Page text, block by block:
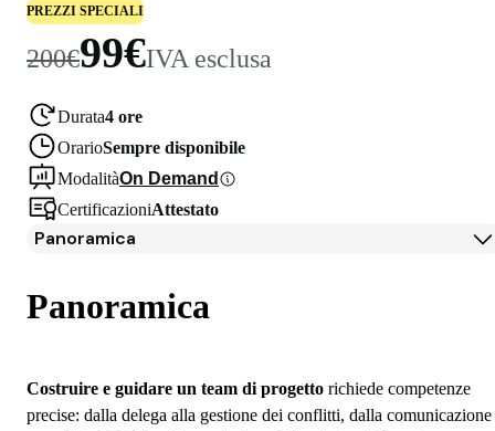
PREZZI SPECIALI
200€99€IVA esclusa
Durata4 ore
OrarioSempre disponibile
ModalitàOn Demand
CertificazioniAttestato
Panoramica
Programma
Iscrizione
Panoramica
Costruire e guidare un team di progetto richiede competenze
precise: dalla delega alla gestione dei conflitti, dalla comunicazione